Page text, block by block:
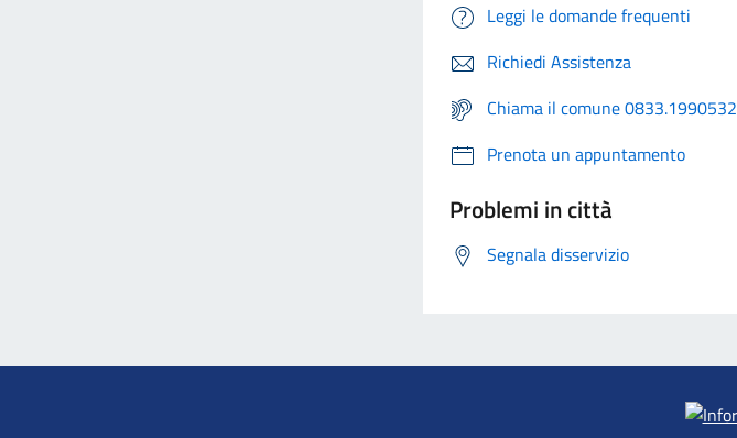
Leggi le domande frequenti
Richiedi Assistenza
Chiama il comune 0833.1990532
Prenota un appuntamento
Problemi in città
Segnala disservizio